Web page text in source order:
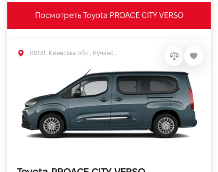
Посмотреть Toyota PROACE CITY VERSO